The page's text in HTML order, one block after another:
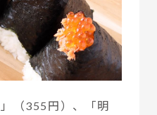
（355円）、「明